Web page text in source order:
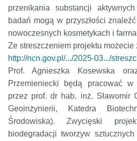
przenikania substancji
badań mogą w przyszłości
nowoczesnych kosmetykach i
Ze streszczeniem projektu możecie
http://ncn.gov.pl/.../2025-03.../
Prof. Agnieszka Kosewska
Przemieniecki będą pracować
przez prof. dr hab. inż. Sławomir
Geoinżynierii, Katedra
Środowiska). Zwycięski
biodegradacji tworzyw